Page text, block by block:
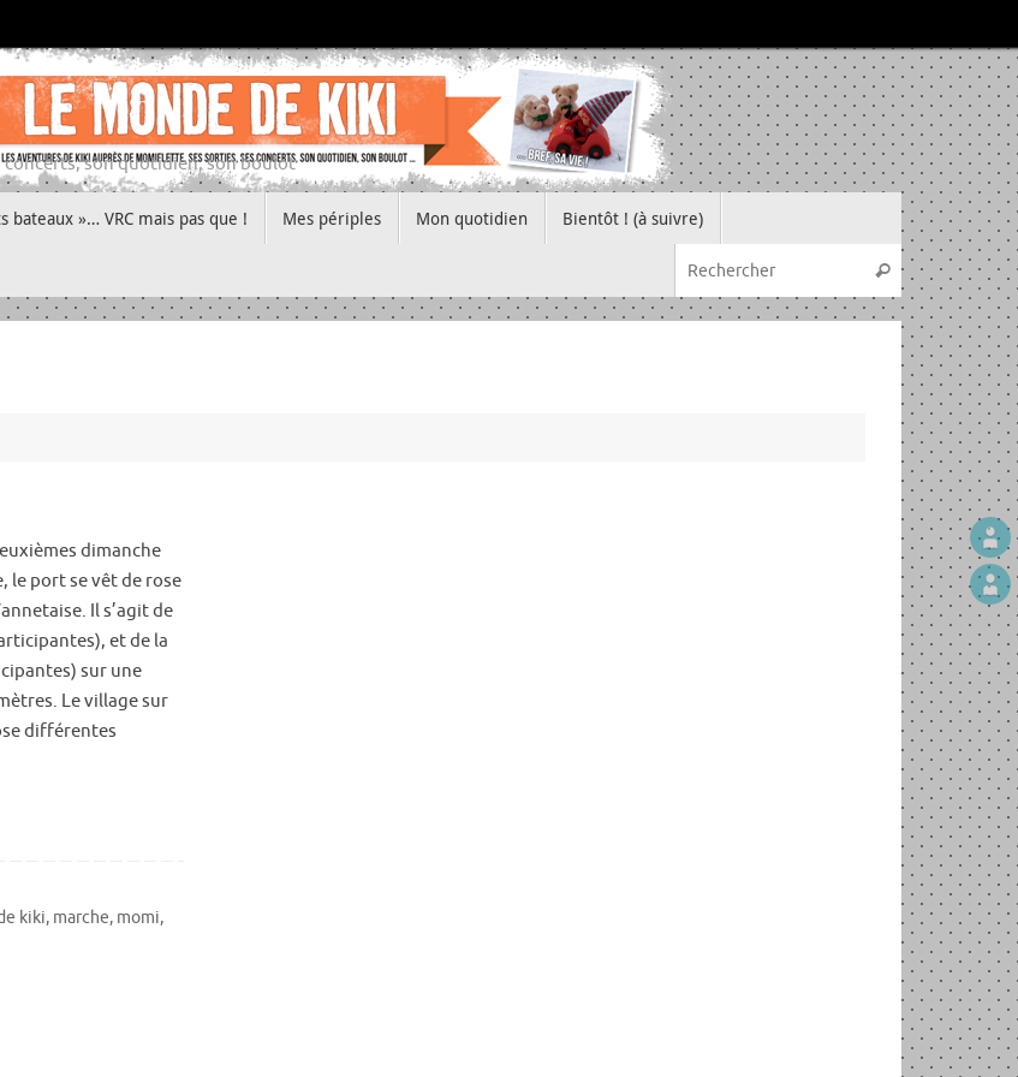
concerts, son quotidien, son boulot
bateaux »… VRC mais pas que ! Mes périples Mon quotidien Bientôt ! (à suivre)
Recherche
Rechercher
dimanche
le port se vêt de rose
Il s’agit de
et de la
sur une
Le village sur
différentes
kiki, marche, momi,